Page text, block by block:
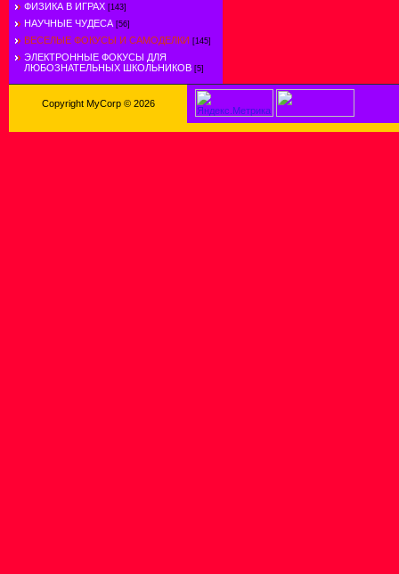
ФИЗИКА В ИГРАХ [143]
НАУЧНЫЕ ЧУДЕСА [56]
ВЕСЕЛЫЕ ФОКУСЫ И САМОДЕЛКИ [145]
ЭЛЕКТРОННЫЕ ФОКУСЫ ДЛЯ
ЛЮБОЗНАТЕЛЬНЫХ ШКОЛЬНИКОВ [5]
Copyright MyCorp © 2026